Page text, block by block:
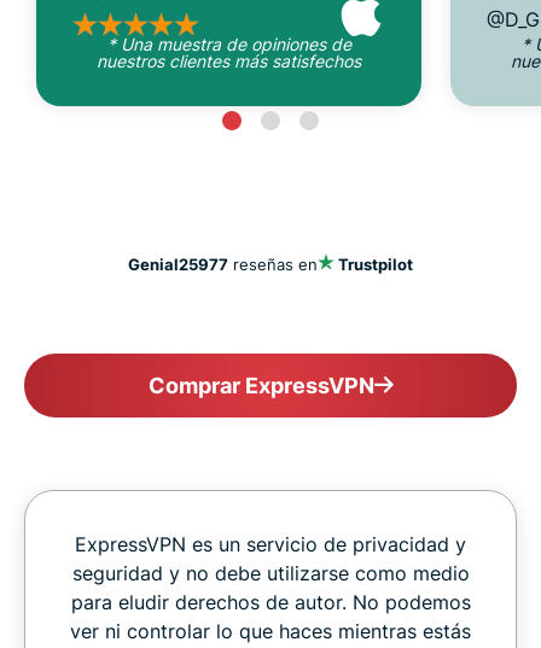
* Una muestra de opiniones de
nuestros clientes más satisfechos
*
Genial25977 reseñas en Trustpilot
Comprar ExpressVPN
ExpressVPN es un servicio de privacidad y
seguridad y no debe utilizarse como medio
para eludir derechos de autor. No podemos
ver ni controlar lo que haces mientras estás